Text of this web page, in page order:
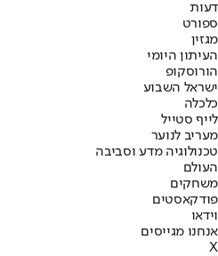
דעות
ספורט
מגזין
העיתון היומי
הורוסקופ
ישראל השבוע
כלכלה
לייף סטייל
מעריב לנוער
טכנולוגיה מדע וסביבה
העולם
משחקים
פודקאסטים
וידאו
אנחנו מגייסים
X